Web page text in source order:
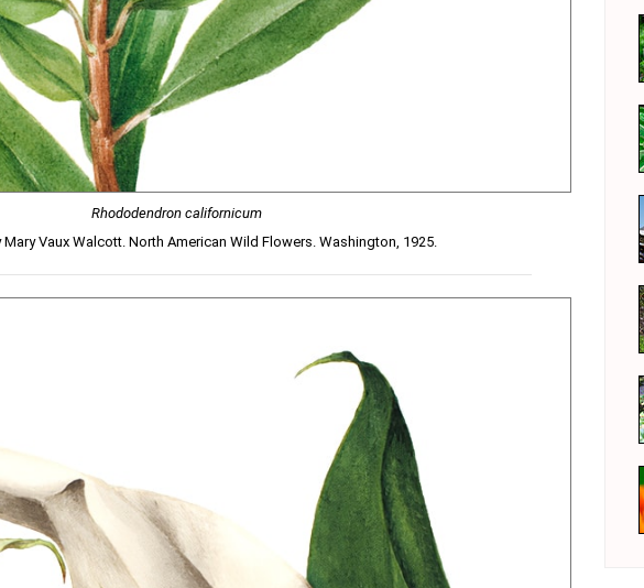
Rhododendron californicum
Vaux Walcott. North American Wild Flowers. Washington, 1925.